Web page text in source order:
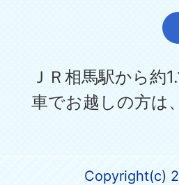
ＪＲ相馬駅から約
車でお越しの方は
Copyright(c)